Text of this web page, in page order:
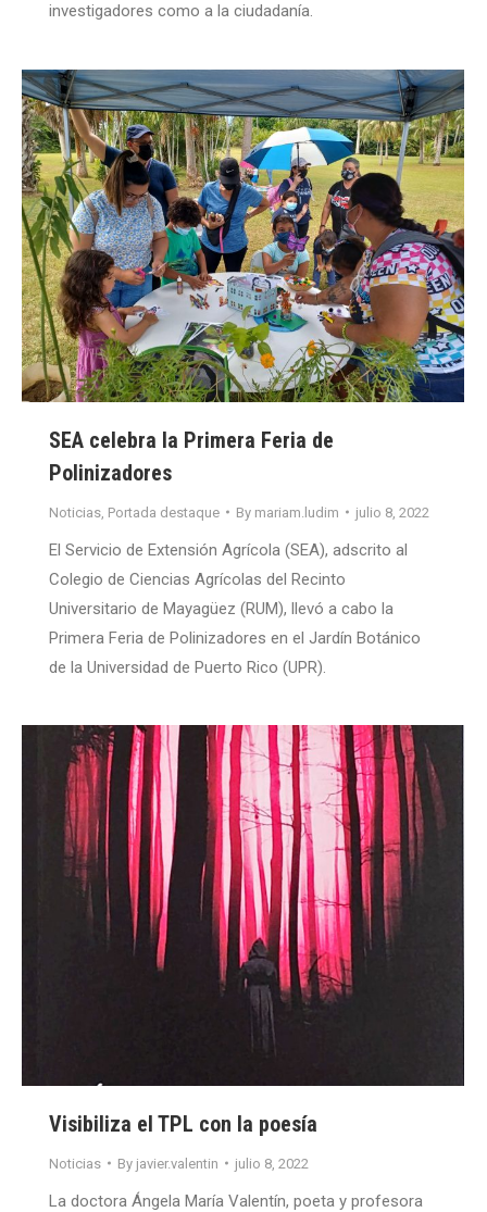
investigadores como a la ciudadanía.
SEA celebra la Primera Feria de
Polinizadores
Noticias Portada destaque By mariam.ludim julio 8, 2022
El Servicio de Extensión Agrícola (SEA), adscrito al
Colegio de Ciencias Agrícolas del Recinto
Universitario de Mayagüez (RUM), llevó a cabo la
Primera Feria de Polinizadores en el Jardín Botánico
de la Universidad de Puerto Rico (UPR).
Visibiliza el TPL con la poesía
Noticias By javier.valentin julio 8, 2022
La doctora Ángela María Valentín, poeta y profesora